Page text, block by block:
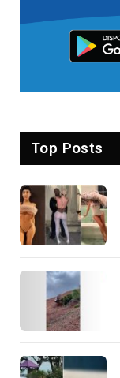
Top Posts